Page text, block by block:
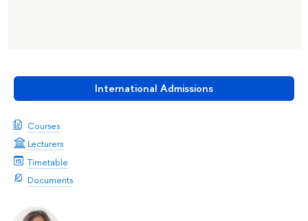
International Admissions
Courses
Lecturers
Timetable
Documents